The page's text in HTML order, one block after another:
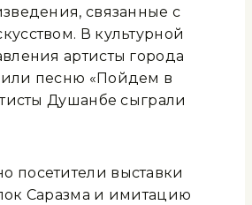
связанные с
В культурной
артисты города
песню «Пойдем в
Душанбе сыграли
посетители выставки
Саразма и имитацию